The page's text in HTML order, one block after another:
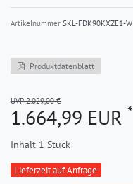
Artikelnummer SKL-FDK90KXZE1-W
Produktdatenblatt
UVP 2.029,00 €
1.664,99 EUR *
Inhalt 1 Stück
Lieferzeit auf Anfrage